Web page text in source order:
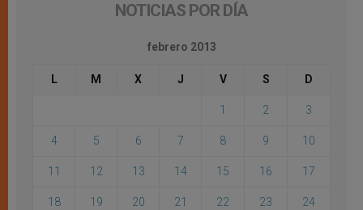
NOTICIAS POR DÍA
febrero 2013
L M X J V S D
1 2 3
4 5 6 7 8 9 10
11 12 13 14 15 16 17
18 19 20 21 22 23 24